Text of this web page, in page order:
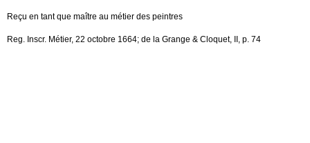
Reçu en tant que maître au métier des peintres
Reg. Inscr. Métier, 22 octobre 1664; de la Grange & Cloquet, II, p. 74